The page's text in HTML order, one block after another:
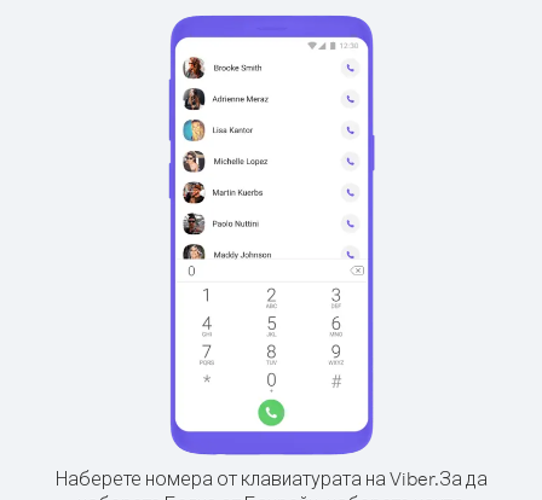
Наберете номера от клавиатурата на Viber.За да